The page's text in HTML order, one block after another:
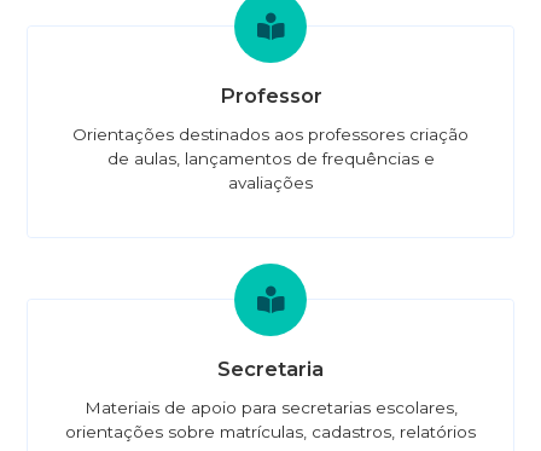
Professor
Orientações destinados aos professores criação
de aulas, lançamentos de frequências e
avaliações
Secretaria
Materiais de apoio para secretarias escolares,
orientações sobre matrículas, cadastros, relatórios